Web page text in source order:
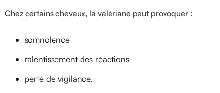
Chez certains chevaux, la valériane peut provoquer :
somnolence
ralentissement des réactions
perte de vigilance.